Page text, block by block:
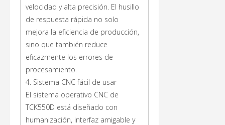
velocidad y alta precisión. El husillo
de respuesta rápida no solo
mejora la eficiencia de producción,
sino que también reduce
eficazmente los errores de
procesamiento.
4. Sistema CNC fácil de usar
El sistema operativo CNC de
TCK550D está diseñado con
humanización, interfaz amigable y